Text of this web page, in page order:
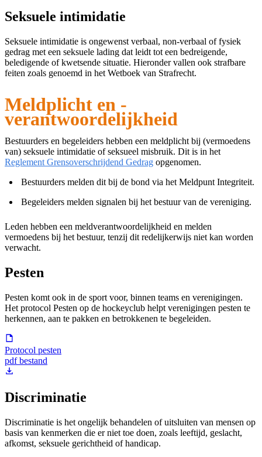
Seksuele intimidatie
Seksuele intimidatie is ongewenst verbaal, non-verbaal of fysiek
gedrag met een seksuele lading dat leidt tot een bedreigende,
beledigende of kwetsende situatie. Hieronder vallen ook strafbare
feiten zoals genoemd in het Wetboek van Strafrecht.
Meldplicht en -
verantwoordelijkheid
Bestuurders en begeleiders hebben een meldplicht bij (vermoedens
van) seksuele intimidatie of seksueel misbruik. Dit is in het
Reglement Grensoverschrijdend Gedrag opgenomen.
Bestuurders melden dit bij de bond via het Meldpunt Integriteit.
Begeleiders melden signalen bij het bestuur van de vereniging.
Leden hebben een meldverantwoordelijkheid en melden
vermoedens bij het bestuur, tenzij dit redelijkerwijs niet kan worden
verwacht.
Pesten
Pesten komt ook in de sport voor, binnen teams en verenigingen.
Het protocol Pesten op de hockeyclub helpt verenigingen pesten te
herkennen, aan te pakken en betrokkenen te begeleiden.
Protocol pesten
pdf bestand
Discriminatie
Discriminatie is het ongelijk behandelen of uitsluiten van mensen op
basis van kenmerken die er niet toe doen, zoals leeftijd, geslacht,
afkomst, seksuele gerichtheid of handicap.